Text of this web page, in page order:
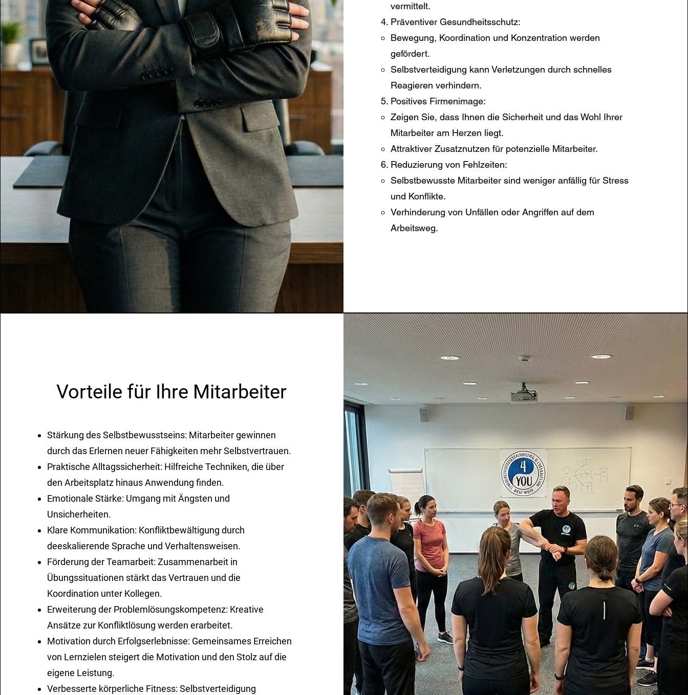
vermittelt.
Präventiver Gesundheitsschutz:
Bewegung, Koordination und Konzentration werden
gefördert.
Selbstverteidigung kann Verletzungen durch schnelles
Reagieren verhindern.
Positives Firmenimage:
Zeigen Sie, dass Ihnen die Sicherheit und das Wohl Ihrer
Mitarbeiter am Herzen liegt.
Attraktiver Zusatznutzen für potenzielle Mitarbeiter.
Reduzierung von Fehlzeiten:
Selbstbewusste Mitarbeiter sind weniger anfällig für Stress
und Konflikte.
Verhinderung von Unfällen oder Angriffen auf dem
Arbeitsweg.
Vorteile für Ihre Mitarbeiter
Stärkung des Selbstbewusstseins: Mitarbeiter gewinnen
durch das Erlernen neuer Fähigkeiten mehr Selbstvertrauen.
Praktische Alltagssicherheit: Hilfreiche Techniken, die über
den Arbeitsplatz hinaus Anwendung finden.
Emotionale Stärke: Umgang mit Ängsten und
Unsicherheiten.
Klare Kommunikation: Konfliktbewältigung durch
deeskalierende Sprache und Verhaltensweisen.
Förderung der Teamarbeit: Zusammenarbeit in
Übungssituationen stärkt das Vertrauen und die
Koordination unter Kollegen.
Erweiterung der Problemlösungskompetenz: Kreative
Ansätze zur Konfliktlösung werden erarbeitet.
Motivation durch Erfolgserlebnisse: Gemeinsames Erreichen
von Lernzielen steigert die Motivation und den Stolz auf die
eigene Leistung.
Verbesserte körperliche Fitness: Selbstverteidigung